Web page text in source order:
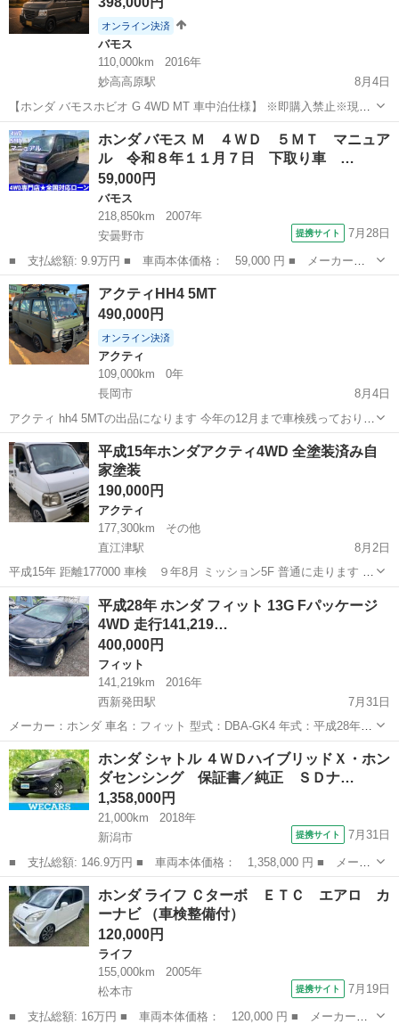
オンライン決済
バモス
110,000km
2016年
妙高高原駅
8月4日
【ホンダ バモスホビオ G 4WD MT 車中泊仕様】 ※即購入禁止※現車
確認できる方のみお願いします メーカー：ホンダ車種：バモスホビオ
グレード：G型式：HM4 年式：2016年 カラー：グレー 走行距離：
114,0...
新潟 妙高市 妙高高原駅
ホンダ バモス Ｍ ４ＷＤ ５ＭＴ マニュア
ル 令和８年１１月７日 下取り車 …
59,000円
バモス
218,850km
2007年
安曇野市
提携サイト 7月28日
■ 支払総額: 9.9万円 ■ 車両本体価格： 59,000 円 ■ メーカー
名： ホンダ ■ 車種名： バモス ■ グレード名： Ｍ ４ＷＤ
５ＭＴ マニュアル 令和８年１１月７日 下取り車 ローン クレ
ジット ■ 排気...
長野 安曇野市
アクティHH4 5MT
490,000円
オンライン決済
アクティ
109,000km
0年
長岡市
8月4日
アクティ hh4 5MTの出品になります 今年の12月まで車検残っており現
在も乗っています 今の所不具合はないです カスタム箇所 グリルガー
ド ルーフラック ルーフLED ホイール ブロックタイヤ コンポ JBLスピ
ー...
新潟 長岡市 アクティ
平成15年ホンダアクティ4WD 全塗装済み自
家塗装
190,000円
アクティ
177,300km
その他
直江津駅
8月2日
平成15年 距離177000 車検 ９年8月 ミッション5F 普通に走ります ク
ラッチの滑りはなく良好 エンジン絶好調 エアコン効きます フレーム
は穴空きありません ...
新潟 上越市 直江津駅 アクティ ホンダアクティ
平成28年 ホンダ フィット 13G Fパッケージ
4WD 走行141,219…
400,000円
フィット
141,219km
2016年
西新発田駅
7月31日
メーカー：ホンダ 車名：フィット 型式：DBA-GK4 年式：平成28年8
月（2016年） 走行距離：141,219km 排気量：1,310cc 駆動方式：4WD
ミッション：オートマチック 燃料：ガソリン ...
新潟 北蒲原郡 西新発田駅
ホンダ シャトル ４ＷＤハイブリッドＸ・ホン
ダセンシング 保証書／純正 ＳＤナ…
1,358,000円
21,000km
2018年
新潟市
提携サイト 7月31日
■ 支払総額: 146.9万円 ■ 車両本体価格： 1,358,000 円 ■ メーカ
ー名： ホンダ ■ 車種名： シャトル ■ グレード名： ４ＷＤハ
イブリッドＸ・ホンダセンシング 保証書／純正 ＳＤナビ／ホンダ
センシン...
新潟 新潟市 ホンダ
ホンダ ライフ Ｃターボ ＥＴＣ エアロ カ
ーナビ （車検整備付）
120,000円
ライフ
155,000km
2005年
松本市
提携サイト 7月19日
■ 支払総額: 16万円 ■ 車両本体価格： 120,000 円 ■ メーカー